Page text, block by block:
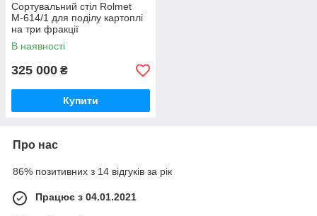
Сортувальний стіл Rolmet
М-614/1 для поділу картоплі
на три фракції
В наявності
325 000 ₴
Купити
Про нас
86% позитивних з 14 відгуків за рік
Працює з 04.01.2021